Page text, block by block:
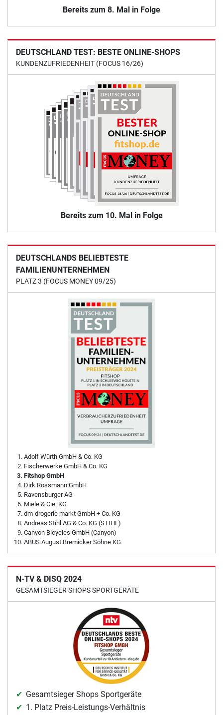
Bereits zum 8. Mal in Folge
DEUTSCHLAND TEST: BESTE ONLINE-SHOPS
KUNDENZUFRIEDENHEIT (FOCUS 16/26)
Bereits zum 10. Mal in Folge
DEUTSCHLANDS BELIEBTESTE
FAMILIENUNTERNEHMEN
PLATZ 3 (FOCUS MONEY 09/25)
Adolf Würth GmbH & Co. KG
Fischerwerke GmbH & Co. KG
Fitshop GmbH
Dirk Rossmann GmbH
Ravensburger AG
Miele & Cie. KG
dm-drogerie markt GmbH + Co. KG
Andreas Stihl AG & Co. KG (STIHL)
Canyon Bicycles GmbH (Canyon)
ABUS August Bremicker Söhne KG
N-TV & DISQ 2024
GESAMTSIEGER SHOPS SPORTGERÄTE
Gesamtsieger Shops Sportgeräte
1. Platz Preis-Leistungs-Verhältnis